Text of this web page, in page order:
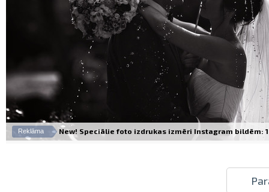
Reklāma New! Speciālie foto izdrukas izmēri Instagram bildēm: